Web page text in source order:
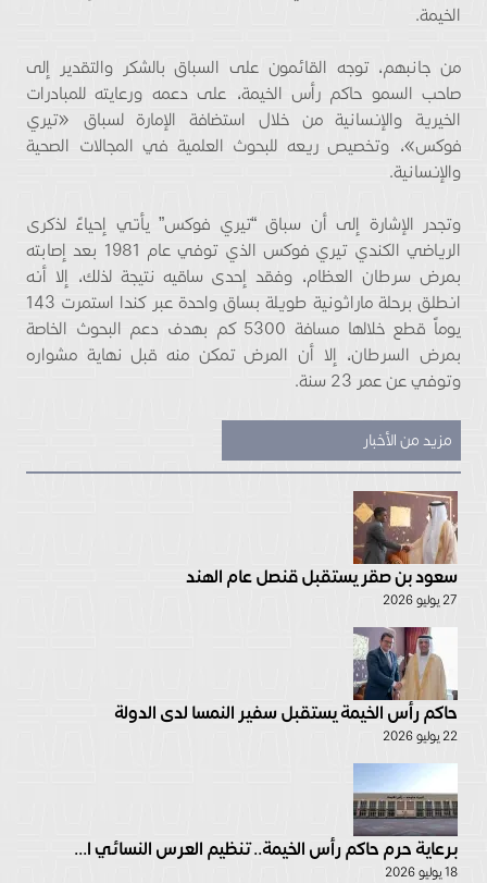
الخيمة.
من جانبهم، توجه القائمون على السباق بالشكر والتقدير إلى
صاحب السمو حاكم رأس الخيمة، على دعمه ورعايته للمبادرات
الخيرية والإنسانية من خلال استضافة الإمارة لسباق «تيري
فوكس»، وتخصيص ريعه للبحوث العلمية في المجالات الصحية
والإنسانية.
وتجدر الإشارة إلى أن سباق “تيري فوكس” يأتي إحياءً لذكرى
الرياضي الكندي تيري فوكس الذي توفي عام 1981 بعد إصابته
بمرض سرطان العظام، وفقد إحدى ساقيه نتيجة لذلك، إلا أنه
انطلق برحلة ماراثونية طويلة بساق واحدة عبر كندا استمرت 143
يوماً قطع خلالها مسافة 5300 كم بهدف دعم البحوث الخاصة
بمرض السرطان، إلا أن المرض تمكن منه قبل نهاية مشواره
وتوفي عن عمر 23 سنة.
مزيد من الأخبار
سعود بن صقر يستقبل قنصل عام الهند
27 يوليو 2026
حاكم رأس الخيمة يستقبل سفير النمسا لدى الدولة
22 يوليو 2026
برعاية حرم حاكم رأس الخيمة.. تنظيم العرس النسائي ا...
18 يوليو 2026